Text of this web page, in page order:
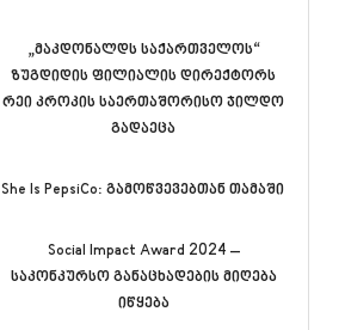
„მაკდონალდს საქართველოს“
ზუგდიდის ფილიალის დირექტორს
რეი კროკის საერთაშორისო ჯილდო
გადაეცა
She Is PepsiCo: გამოწვევებთან თამაში
Social Impact Award 2024 –
საკონკურსო განაცხადების მიღება
იწყება